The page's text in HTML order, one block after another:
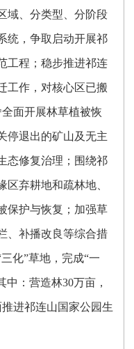
域、分类型、分阶段
统，争取启动开展祁
工程；稳步推进祁连
工作，对核心区已搬
面开展林草植被恢
停退出的矿山及无主
态修复治理；围绕祁
弃耕地和疏林地、
保护与恢复；加强草
、补播改良等综合措
化”草地，完成“一
中：营造林30万亩，
进祁连山国家公园生